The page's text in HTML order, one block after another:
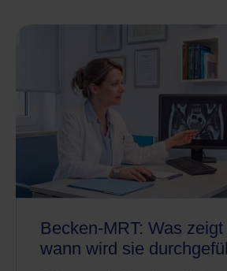
Becken-MRT: Was zeigt
wann wird sie